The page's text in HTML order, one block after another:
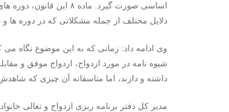
دلایل مختلف از جمله مشکلاتی که در دوره
وی ادامه داد: زمانی که به این موضوع نگاه می
شیوه نامه در مورد ازدواج، ازدواج موفق و
داشته و دارند، اما متاسفانه آن چیزی که
مدیر کل دفتر برنامه ریزی ازدواج و تعالی